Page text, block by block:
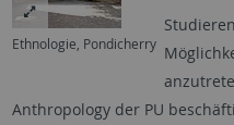
Ethnologie, Pondicherry
Anthropology der PU